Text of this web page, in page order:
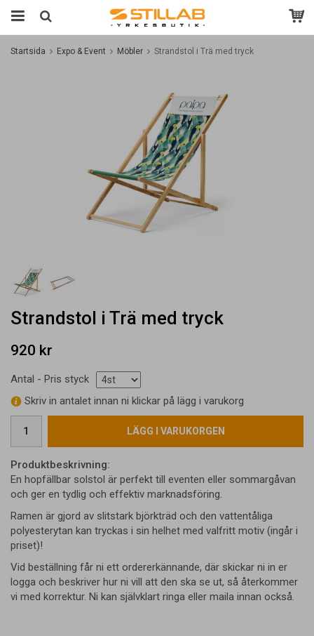
Startsida Expo & Event Möbler Strandstol i Trä med tryck
Strandstol i Trä med tryck
920 kr
Antal - Pris styck
Skriv in antalet innan ni klickar på lägg i varukorg
LÄGG I VARUKORGEN
Produktbeskrivning:
En hopfällbar solstol är perfekt till eventen eller sommargåvan
och ger en tydlig och effektiv marknadsföring.
Ramen är gjord av slitstark björkträd och den vattentåliga
polyesterytan kan tryckas i sin helhet med valfritt motiv (ingår i
priset)!
Vid beställning får ni ett ordererkännande, där skickar ni in er
logga och beskriver hur ni vill att den ska se ut, så återkommer
vi med korrektur. Ni kan självklart ringa eller maila innan också.